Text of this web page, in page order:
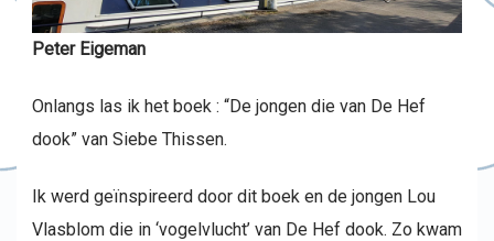
Peter Eigeman
Onlangs las ik het boek : “De jongen die van De Hef
dook” van Siebe Thissen.
Ik werd geïnspireerd door dit boek en de jongen Lou
Vlasblom die in ‘vogelvlucht’ van De Hef dook. Zo kwam